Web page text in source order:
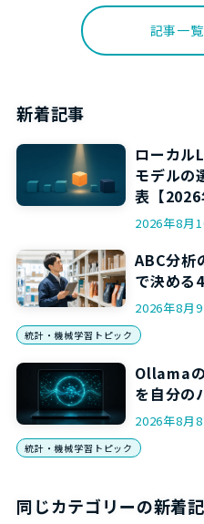
記事一
新着記事
ローカル
モデルの
表【2026
2026年8月
ABC分析
で決める
2026年8月
統計・機械学習トピック
Ollama
を自分の
2026年8月
統計・機械学習トピック
同じカテゴリーの新着